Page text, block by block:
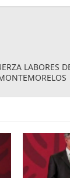
LABORES